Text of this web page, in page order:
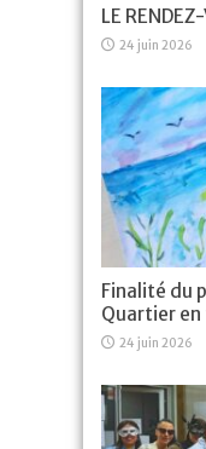
LE
24 juin 2026
Finalité du
Quartier
24 juin 2026